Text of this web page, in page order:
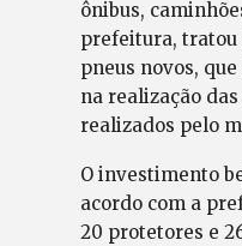
ônibus,
prefeitura, tratou
pneus novos,
na realização
realizados pelo
O investimento
acordo com a
20 protetores e